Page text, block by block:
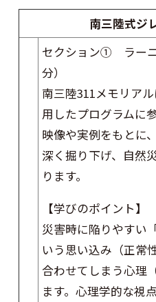
南三陸式ジ
セクション① ラー
分）
南三陸311メモリア
用したプログラムに
映像や実例をもとに
深く掘り下げ、自然
ります。
【学びのポイント】
災害時に陥りやすい
いう思い込み（正常
合わせてしまう心理
ます。心理学的な視